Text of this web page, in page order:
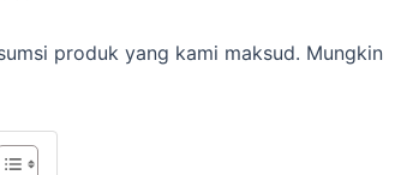
produk yang kami maksud. Mungkin